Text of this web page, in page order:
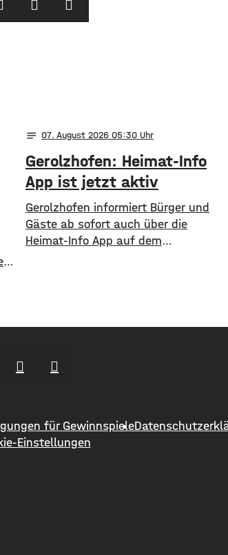
notes 07. August 2026 05:30
Gerolzhofen: Heimat-Info
App ist jetzt aktiv
Gerolzhofen informiert Bürger und
Gäste ab sofort auch über die
Heimat-Info App auf dem
Sport, Kunst und Kultur und einen
Straßensperrungen oder aktuell
für Gewinnspiele
Einstellungen